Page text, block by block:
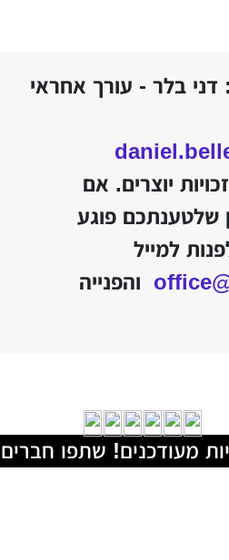
דני בלר - עורך אחראי
יוצרים. אם
שלטענתכם פוגע
למייל
והפנייה
מעודכנים! שתפו חברים